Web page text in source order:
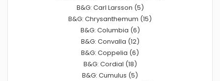
B&G: Carl Larsson (5)
B&G: Chrysanthemum (15)
B&G: Columbia (6)
B&G: Convalla (12)
B&G: Coppelia (6)
B&G: Cordial (18)
B&G: Cumulus (5)